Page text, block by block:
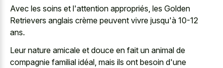
Avec les soins et l'attention appropriés, les Golden
Retrievers anglais crème peuvent vivre jusqu'à 10-12
ans.
Leur nature amicale et douce en fait un animal de
compagnie familial idéal, mais ils ont besoin d'une